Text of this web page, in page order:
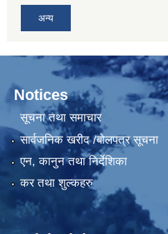
अन्य
Notices
सूचना तथा समाचार
सार्वजनिक खरीद /बोलपत्र सूचना
एन, कानुन तथा निर्देशिका
कर तथा शुल्कहरु